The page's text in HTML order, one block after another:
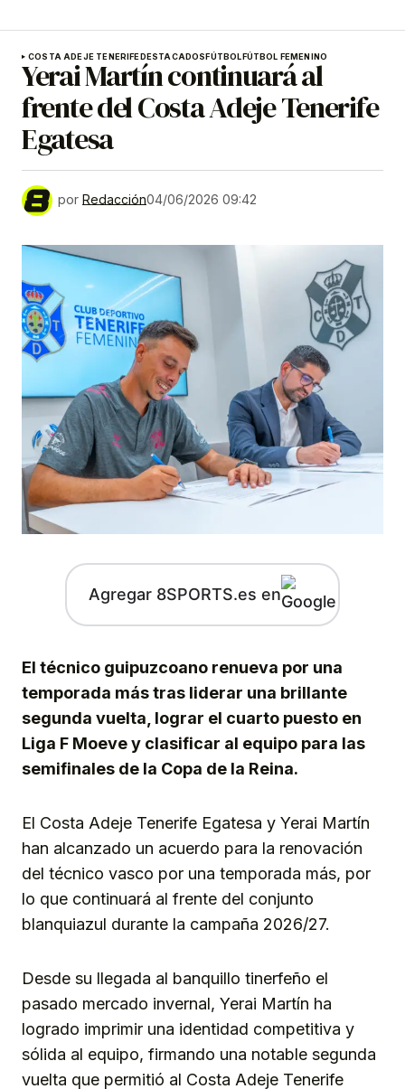
COSTA ADEJE TENERIFEDESTACADOSFÚTBOLFÚTBOL FEMENINO
Yerai Martín continuará al
frente del Costa Adeje Tenerife
Egatesa
por Redacción04/06/2026 09:42
Agregar 8SPORTS.es en
El técnico guipuzcoano renueva por una
temporada más tras liderar una brillante
segunda vuelta, lograr el cuarto puesto en
Liga F Moeve y clasificar al equipo para las
semifinales de la Copa de la Reina.
El Costa Adeje Tenerife Egatesa y Yerai Martín
han alcanzado un acuerdo para la renovación
del técnico vasco por una temporada más, por
lo que continuará al frente del conjunto
blanquiazul durante la campaña 2026/27.
Desde su llegada al banquillo tinerfeño el
pasado mercado invernal, Yerai Martín ha
logrado imprimir una identidad competitiva y
sólida al equipo, firmando una notable segunda
vuelta que permitió al Costa Adeje Tenerife